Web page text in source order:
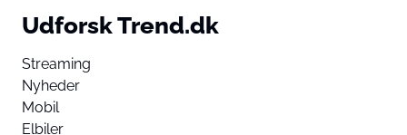
Udforsk Trend.dk
Streaming
Nyheder
Mobil
Elbiler